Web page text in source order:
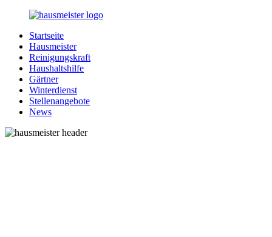
Zurück
Inhalt
Hausmeister.de
Alles
rund
Ihren
Haushalt
Startseite
Hausmeister
Reinigungskraft
Haushaltshilfe
Gärtner
Winterdienst
Stellenangebote
News